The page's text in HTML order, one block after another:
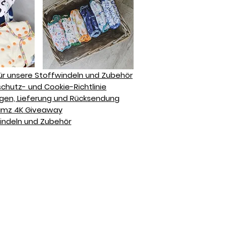
unsere Stoffwindeln und Zubehör
und Cookie-Richtlinie
Lieferung und Rücksendung
4K Giveaway
und Zubehör